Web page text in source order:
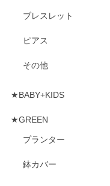
ブレスレット
ピアス
その他
★BABY+KIDS
★GREEN
プランター
鉢カバー